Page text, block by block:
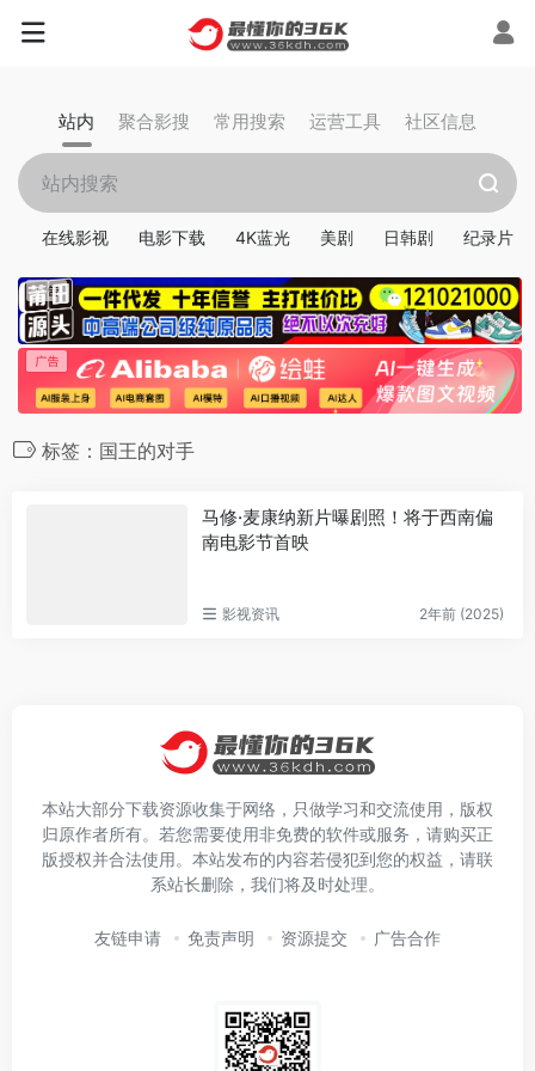
站内 聚合影搜 常用搜索 运营工具 社区信息
在线影视 电影下载 4K蓝光 美剧 日韩剧 纪录片
标签：国王的对手
马修·麦康纳新片曝剧照！将于西南偏
南电影节首映
影视资讯 2年前 (2025)
本站大部分下载资源收集于网络，只做学习和交流使用，版权
归原作者所有。若您需要使用非免费的软件或服务，请购买正
版授权并合法使用。本站发布的内容若侵犯到您的权益，请联
系站长删除，我们将及时处理。
友链申请 免责声明 资源提交 广告合作